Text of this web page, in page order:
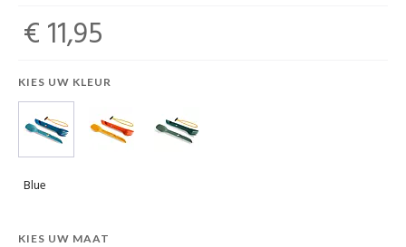
€ 11,95
KIES UW KLEUR
Blue
KIES UW MAAT